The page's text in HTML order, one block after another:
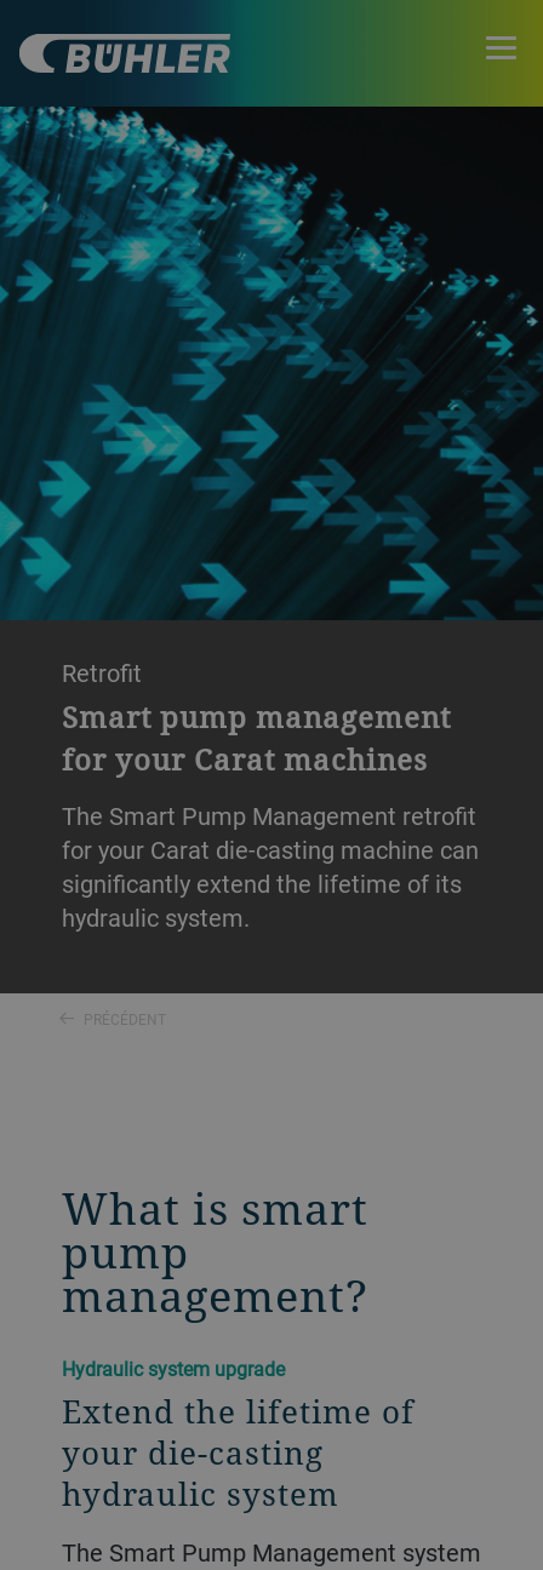
Retrofit
Smart pump management
for your Carat machines
The Smart Pump Management retrofit
for your Carat die-casting machine can
significantly extend the lifetime of its
hydraulic system.
PRÉCÉDENT
What is smart
pump
management?
Hydraulic system upgrade
Extend the lifetime of
your die-casting
hydraulic system
The Smart Pump Management system